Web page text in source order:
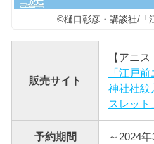
©樋口彰彦・講談社/「
販売サイト
【アニ
「江戸
神社社紋
スレット
予約期間 ～2024